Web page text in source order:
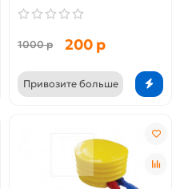
1000 р 200 р
Привозите больше